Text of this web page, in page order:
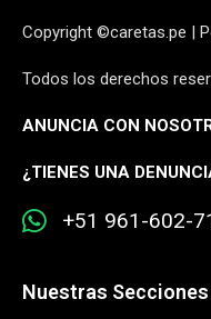
Copyright ©caretas.pe |
Todos los derechos
ANUNCIA CON
¿TIENES UNA
+51 961-602-
Nuestras Secciones